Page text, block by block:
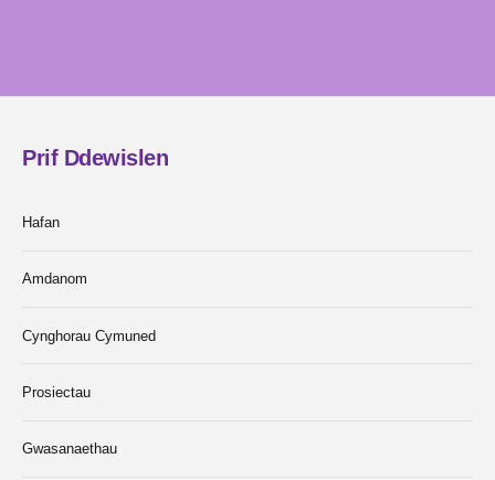
Prif Ddewislen
Hafan
Amdanom
Cynghorau Cymuned
Prosiectau
Gwasanaethau